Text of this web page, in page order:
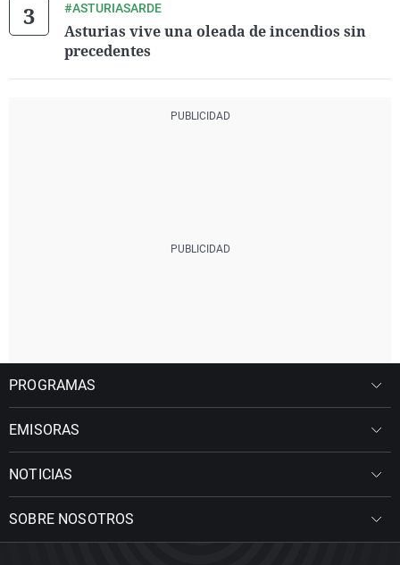
#ASTURIASARDE
Asturias vive una oleada de incendios sin
precedentes
PROGRAMAS
EMISORAS
NOTICIAS
SOBRE NOSOTROS